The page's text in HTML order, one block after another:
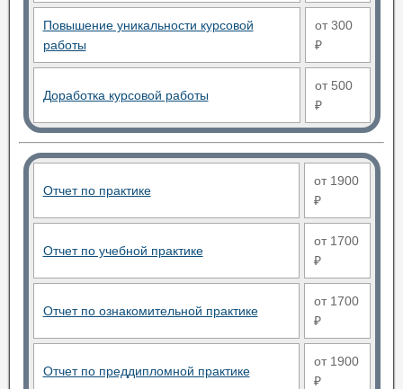
Повышение уникальности курсовой
работы
от 300
₽
Доработка курсовой работы
от 500
₽
Отчет по практике
от 1900
₽
Отчет по учебной практике
от 1700
₽
Отчет по ознакомительной практике
от 1700
₽
Отчет по преддипломной практике
от 1900
₽